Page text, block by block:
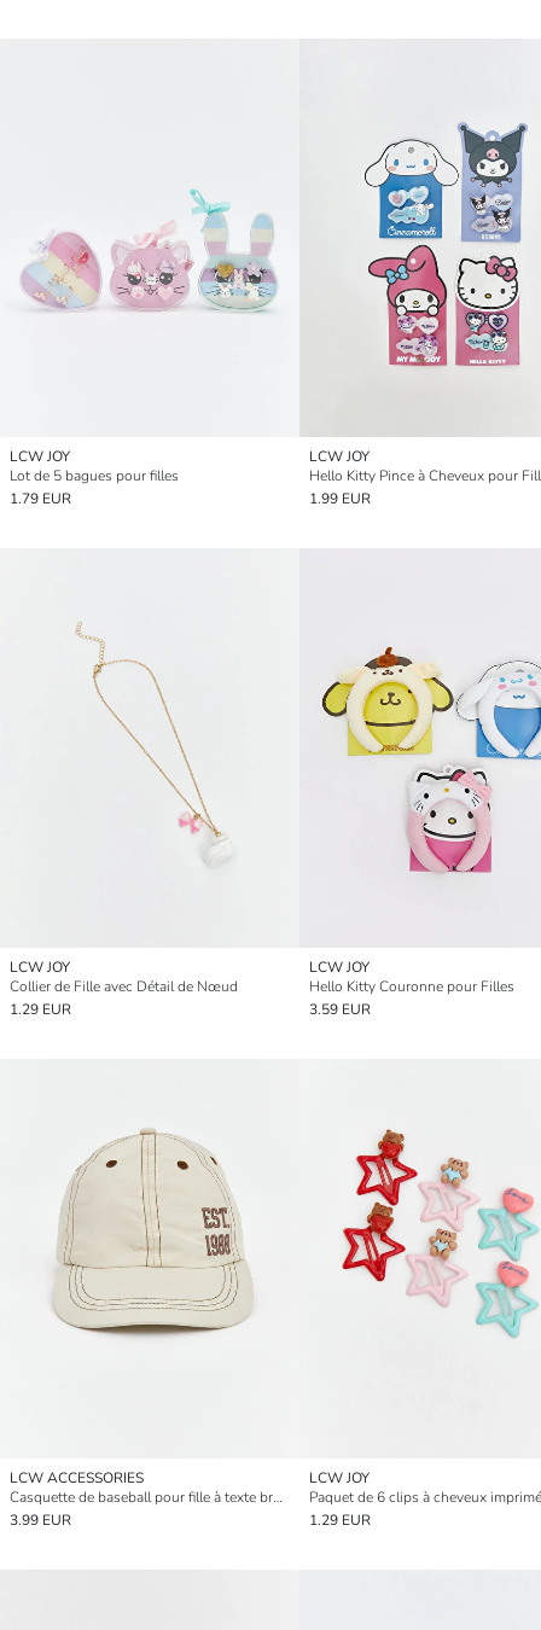
LCW JOY
Lot de 5 bagues pour filles
1.79 EUR
LCW JOY
Hello Kitty Pince à Cheveux pour
1.99 EUR
LCW JOY
Collier de Fille avec Détail de Nœud
1.29 EUR
LCW JOY
Hello Kitty Couronne pour Filles
3.59 EUR
LCW ACCESSORIES
Casquette de baseball pour fille à texte brodé
3.99 EUR
LCW JOY
1.29 EUR